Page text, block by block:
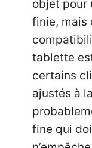
objet pour
finie, mais
tablette
certains
ajustés à
fine qui